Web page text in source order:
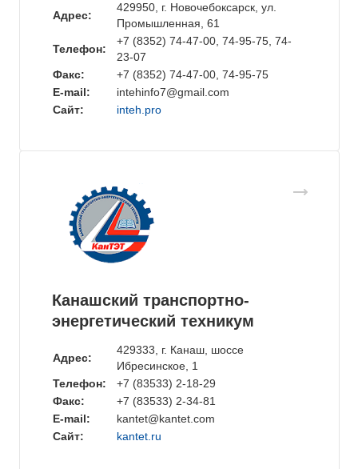
Адрес:
429950, г. Новочебоксарск, ул.
Промышленная, 61
Телефон:
+7 (8352) 74-47-00, 74-95-75, 74-
23-07
Факс:
+7 (8352) 74-47-00, 74-95-75
E-mail:
intehinfo7@gmail.com
Сайт:
inteh.pro
Канашский транспортно-
энергетический техникум
Адрес:
429333, г. Канаш, шоссе
Ибресинское, 1
Телефон:
+7 (83533) 2-18-29
Факс:
+7 (83533) 2-34-81
E-mail:
kantet@kantet.com
Сайт:
kantet.ru